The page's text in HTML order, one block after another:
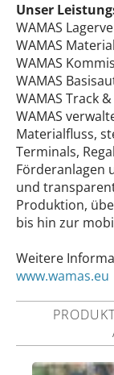
Unser
WAMAS
WAMAS
WAMAS
WAMAS
WAMAS Track
WAMAS
Materialfluss,
Terminals,
Förderanlagen
und
Produktion,
bis hin zur
Weitere
www.wamas.eu